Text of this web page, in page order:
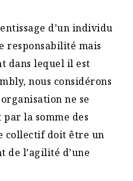
d’un individu
responsabilité mais
dans lequel il est
nous considérons
ne se
la somme des
collectif doit être un
de l’agilité d’une